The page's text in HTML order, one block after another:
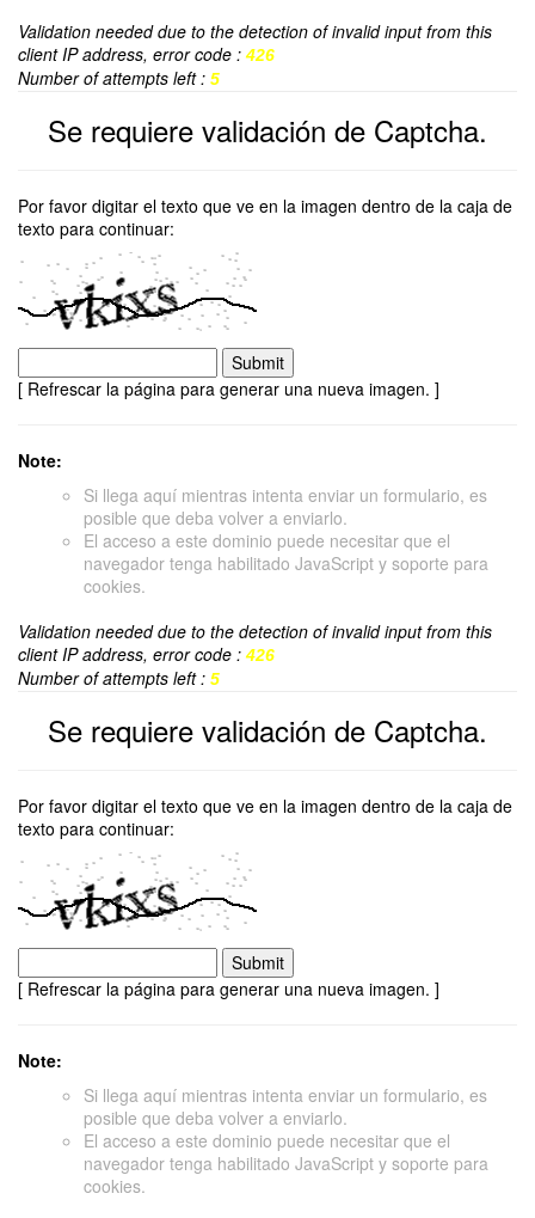
Validation needed due to the detection of invalid input from this
client IP address, error code : 426
Number of attempts left : 5
Se requiere validación de Captcha.
Por favor digitar el texto que ve en la imagen dentro de la caja de
texto para continuar:
[ Refrescar la página para generar una nueva imagen. ]
Note:
Si llega aquí mientras intenta enviar un formulario, es
posible que deba volver a enviarlo.
El acceso a este dominio puede necesitar que el
navegador tenga habilitado JavaScript y soporte para
cookies.
Validation needed due to the detection of invalid input from this
client IP address, error code : 426
Number of attempts left : 5
Se requiere validación de Captcha.
Por favor digitar el texto que ve en la imagen dentro de la caja de
texto para continuar:
[ Refrescar la página para generar una nueva imagen. ]
Note:
Si llega aquí mientras intenta enviar un formulario, es
posible que deba volver a enviarlo.
El acceso a este dominio puede necesitar que el
navegador tenga habilitado JavaScript y soporte para
cookies.